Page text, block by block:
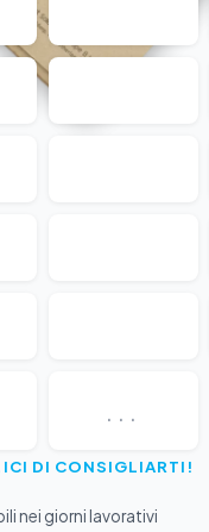
...
DI CONSIGLIARTI!
nei giorni lavorativi